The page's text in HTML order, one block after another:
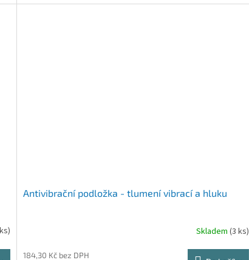
Antivibrační podložka - tlumení vibrací a hluku
Skladem(3 ks)
184,30 Kč bez DPH